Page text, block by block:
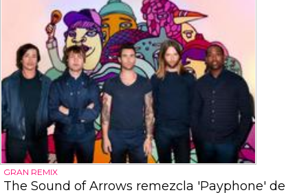
GRAN REMIX
The Sound of Arrows remezcla 'Payphone' de